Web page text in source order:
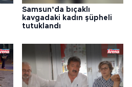
Samsun’da bıçaklı
kavgadaki kadın şüpheli
tutuklandı